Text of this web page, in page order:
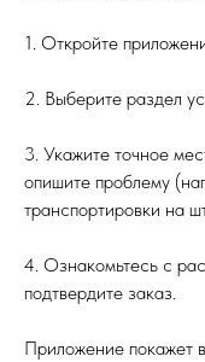
1. Откройте
2. Выберите раздел
3. Укажите точное
опишите проблему
транспортировки на
4. Ознакомьтесь с
подтвердите заказ.
Приложение покажет